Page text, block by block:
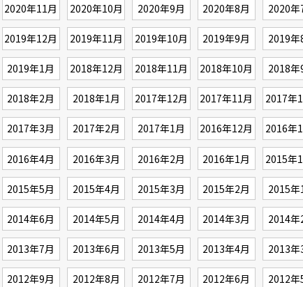
2020年11月 2020年10月 2020年9月 2020年8月 2020年
2019年12月 2019年11月 2019年10月 2019年9月 2019年
2019年1月 2018年12月 2018年11月 2018年10月 2018年
2018年2月 2018年1月 2017年12月 2017年11月 2017年
2017年3月 2017年2月 2017年1月 2016年12月 2016年
2016年4月 2016年3月 2016年2月 2016年1月 2015年
2015年5月 2015年4月 2015年3月 2015年2月 2015年
2014年6月 2014年5月 2014年4月 2014年3月 2014年
2013年7月 2013年6月 2013年5月 2013年4月 2013年
2012年9月 2012年8月 2012年7月 2012年6月 2012年